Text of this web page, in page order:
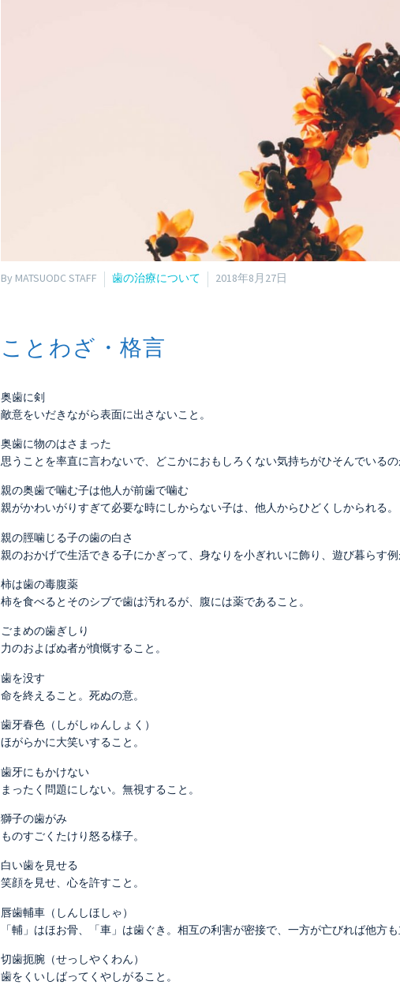
By MATSUODC STAFF 歯の治療について 2018年8月27日
ことわざ・格言
奥歯に剣
敵意をいだきながら表面に出さないこと。
奥歯に物のはさまった
思うことを率直に言わないで、どこかにおもしろくない気持ちがひそんでいる
親の奥歯で噛む子は他人が前歯で噛む
親がかわいがりすぎて必要な時にしからない子は、他人からひどくしかられる。
親の脛噛じる子の歯の白さ
親のおかげで生活できる子にかぎって、身なりを小ぎれいに飾り、遊び暮らす
柿は歯の毒腹薬
柿を食べるとそのシブで歯は汚れるが、腹には薬であること。
ごまめの歯ぎしり
力のおよばぬ者が憤慨すること。
歯を没す
命を終えること。死ぬの意。
歯牙春色（しがしゅんしょく）
ほがらかに大笑いすること。
歯牙にもかけない
まったく問題にしない。無視すること。
獅子の歯がみ
ものすごくたけり怒る様子。
白い歯を見せる
笑顔を見せ、心を許すこと。
唇歯輔車（しんしほしゃ）
「輔」はほお骨、「車」は歯ぐき。相互の利害が密接で、一方が亡びれば他方
切歯扼腕（せっしやくわん）
歯をくいしばってくやしがること。